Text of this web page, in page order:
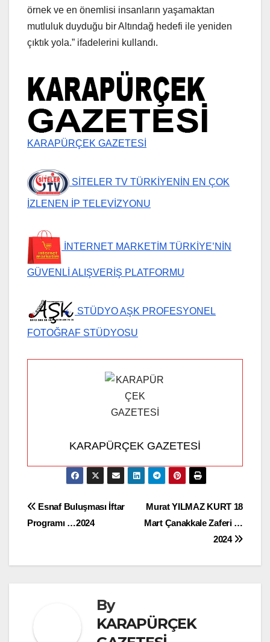
örnek ve en önemlisi insanların yaşamaktan
mutluluk duyduğu bir Altındağ hedefi ile yeniden
çıktık yola.” ifadelerini kullandı.
KARAPÜRÇEK GAZETESİ
SİTELER TV TÜRKİYENİN EN ÇOK
İZLENEN İP TELEVİZYONU
İNTERNET MARKETİM TÜRKİYE’NİN
GÜVENLİ ALIŞVERİŞ PLATFORMU
STÜDYO AŞK PROFESYONEL
FOTOĞRAF STÜDYOSU
KARAPÜRÇEK GAZETESİ
Yazı
gezinmesi
Murat YILMAZ KURT 18
Mart Çanakkale Zaferi …
2024
Esnaf Buluşması İftar
Programı …2024
By
KARAPÜRÇEK